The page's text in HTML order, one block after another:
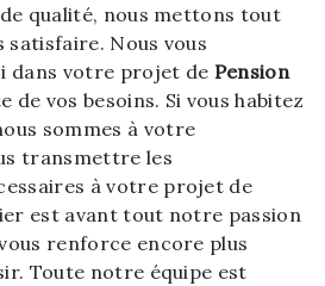
qualité, nous mettons tout
satisfaire. Nous vous
dans votre projet de Pension
de vos besoins. Si vous habitez
sommes à votre
transmettre les
à votre projet de
est avant tout notre passion
renforce encore plus
Toute notre équipe est